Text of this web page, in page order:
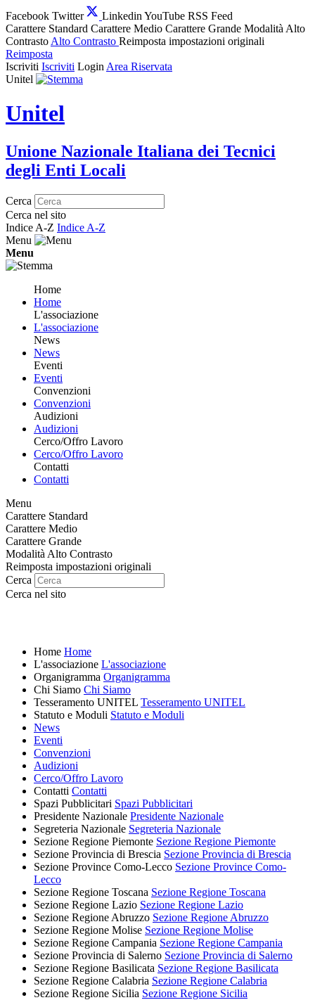
Facebook Twitter Linkedin YouTube RSS Feed
Carattere Standard Carattere Medio Carattere Grande Modalità Alto
Contrasto Alto Contrasto Reimposta impostazioni originali
Reimposta
Iscriviti Iscriviti Login Area Riservata
Unitel
Unitel
Unione Nazionale Italiana dei Tecnici
degli Enti Locali
Cerca
Cerca nel sito
Indice A-Z Indice A-Z
Menu
Menu
Home
Home
L'associazione
L'associazione
News
News
Eventi
Eventi
Convenzioni
Convenzioni
Audizioni
Audizioni
Cerco/Offro Lavoro
Cerco/Offro Lavoro
Contatti
Contatti
Menu
Carattere Standard
Carattere Medio
Carattere Grande
Modalità Alto Contrasto
Reimposta impostazioni originali
Cerca
Cerca nel sito
Home Home
L'associazione L'associazione
Organigramma Organigramma
Chi Siamo Chi Siamo
Tesseramento UNITEL Tesseramento UNITEL
Statuto e Moduli Statuto e Moduli
News
Eventi
Convenzioni
Audizioni
Cerco/Offro Lavoro
Contatti Contatti
Spazi Pubblicitari Spazi Pubblicitari
Presidente Nazionale Presidente Nazionale
Segreteria Nazionale Segreteria Nazionale
Sezione Regione Piemonte Sezione Regione Piemonte
Sezione Provincia di Brescia Sezione Provincia di Brescia
Sezione Province Como-Lecco Sezione Province Como-
Lecco
Sezione Regione Toscana Sezione Regione Toscana
Sezione Regione Lazio Sezione Regione Lazio
Sezione Regione Abruzzo Sezione Regione Abruzzo
Sezione Regione Molise Sezione Regione Molise
Sezione Regione Campania Sezione Regione Campania
Sezione Provincia di Salerno Sezione Provincia di Salerno
Sezione Regione Basilicata Sezione Regione Basilicata
Sezione Regione Calabria Sezione Regione Calabria
Sezione Regione Sicilia Sezione Regione Sicilia